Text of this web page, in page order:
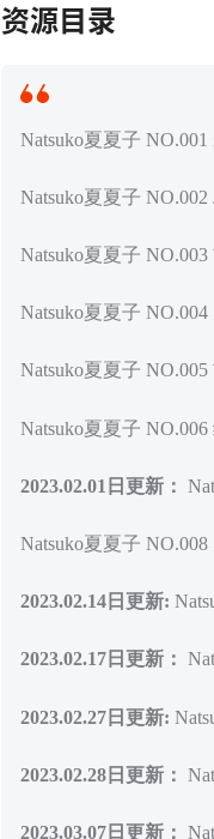
资源目录
Natsuko夏夏子
Natsuko夏夏子
Natsuko夏夏子
Natsuko夏夏子
Natsuko夏夏子
Natsuko夏夏子
2023.02.01日更新：
Natsuko夏夏子
2023.02.14日更新:
2023.02.17日更新：
2023.02.27日更新:
2023.02.28日更新：
2023.03.07日更新：